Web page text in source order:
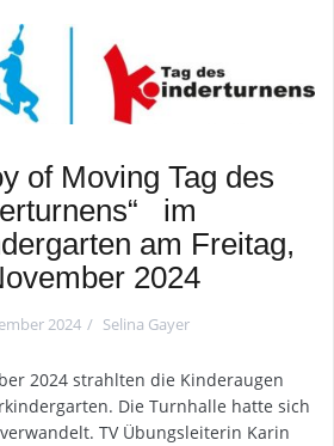
of Moving Tag des
im
am Freitag,
2024
2024 Selina Gayer
2024 strahlten die Kinderaugen
Die Turnhalle hatte sich
TV Übungsleiterin Karin